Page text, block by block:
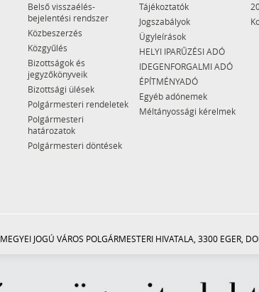
Belső visszaélés-
bejelentési rendszer
Közbeszerzés
Közgyűlés
Bizottságok és
jegyzőkönyveik
Bizottsági ülések
Polgármesteri rendeletek
Polgármesteri
határozatok
Polgármesteri döntések
Tájékoztatók
Jogszabályok
Ügyleírások
HELYI IPARŰZÉSI ADÓ
IDEGENFORGALMI ADÓ
ÉPÍTMÉNYADÓ
Egyéb adónemek
Méltányossági kérelmek
MEGYEI JOGÚ VÁROS POLGÁRMESTERI HIVATALA, 3300 EGER,